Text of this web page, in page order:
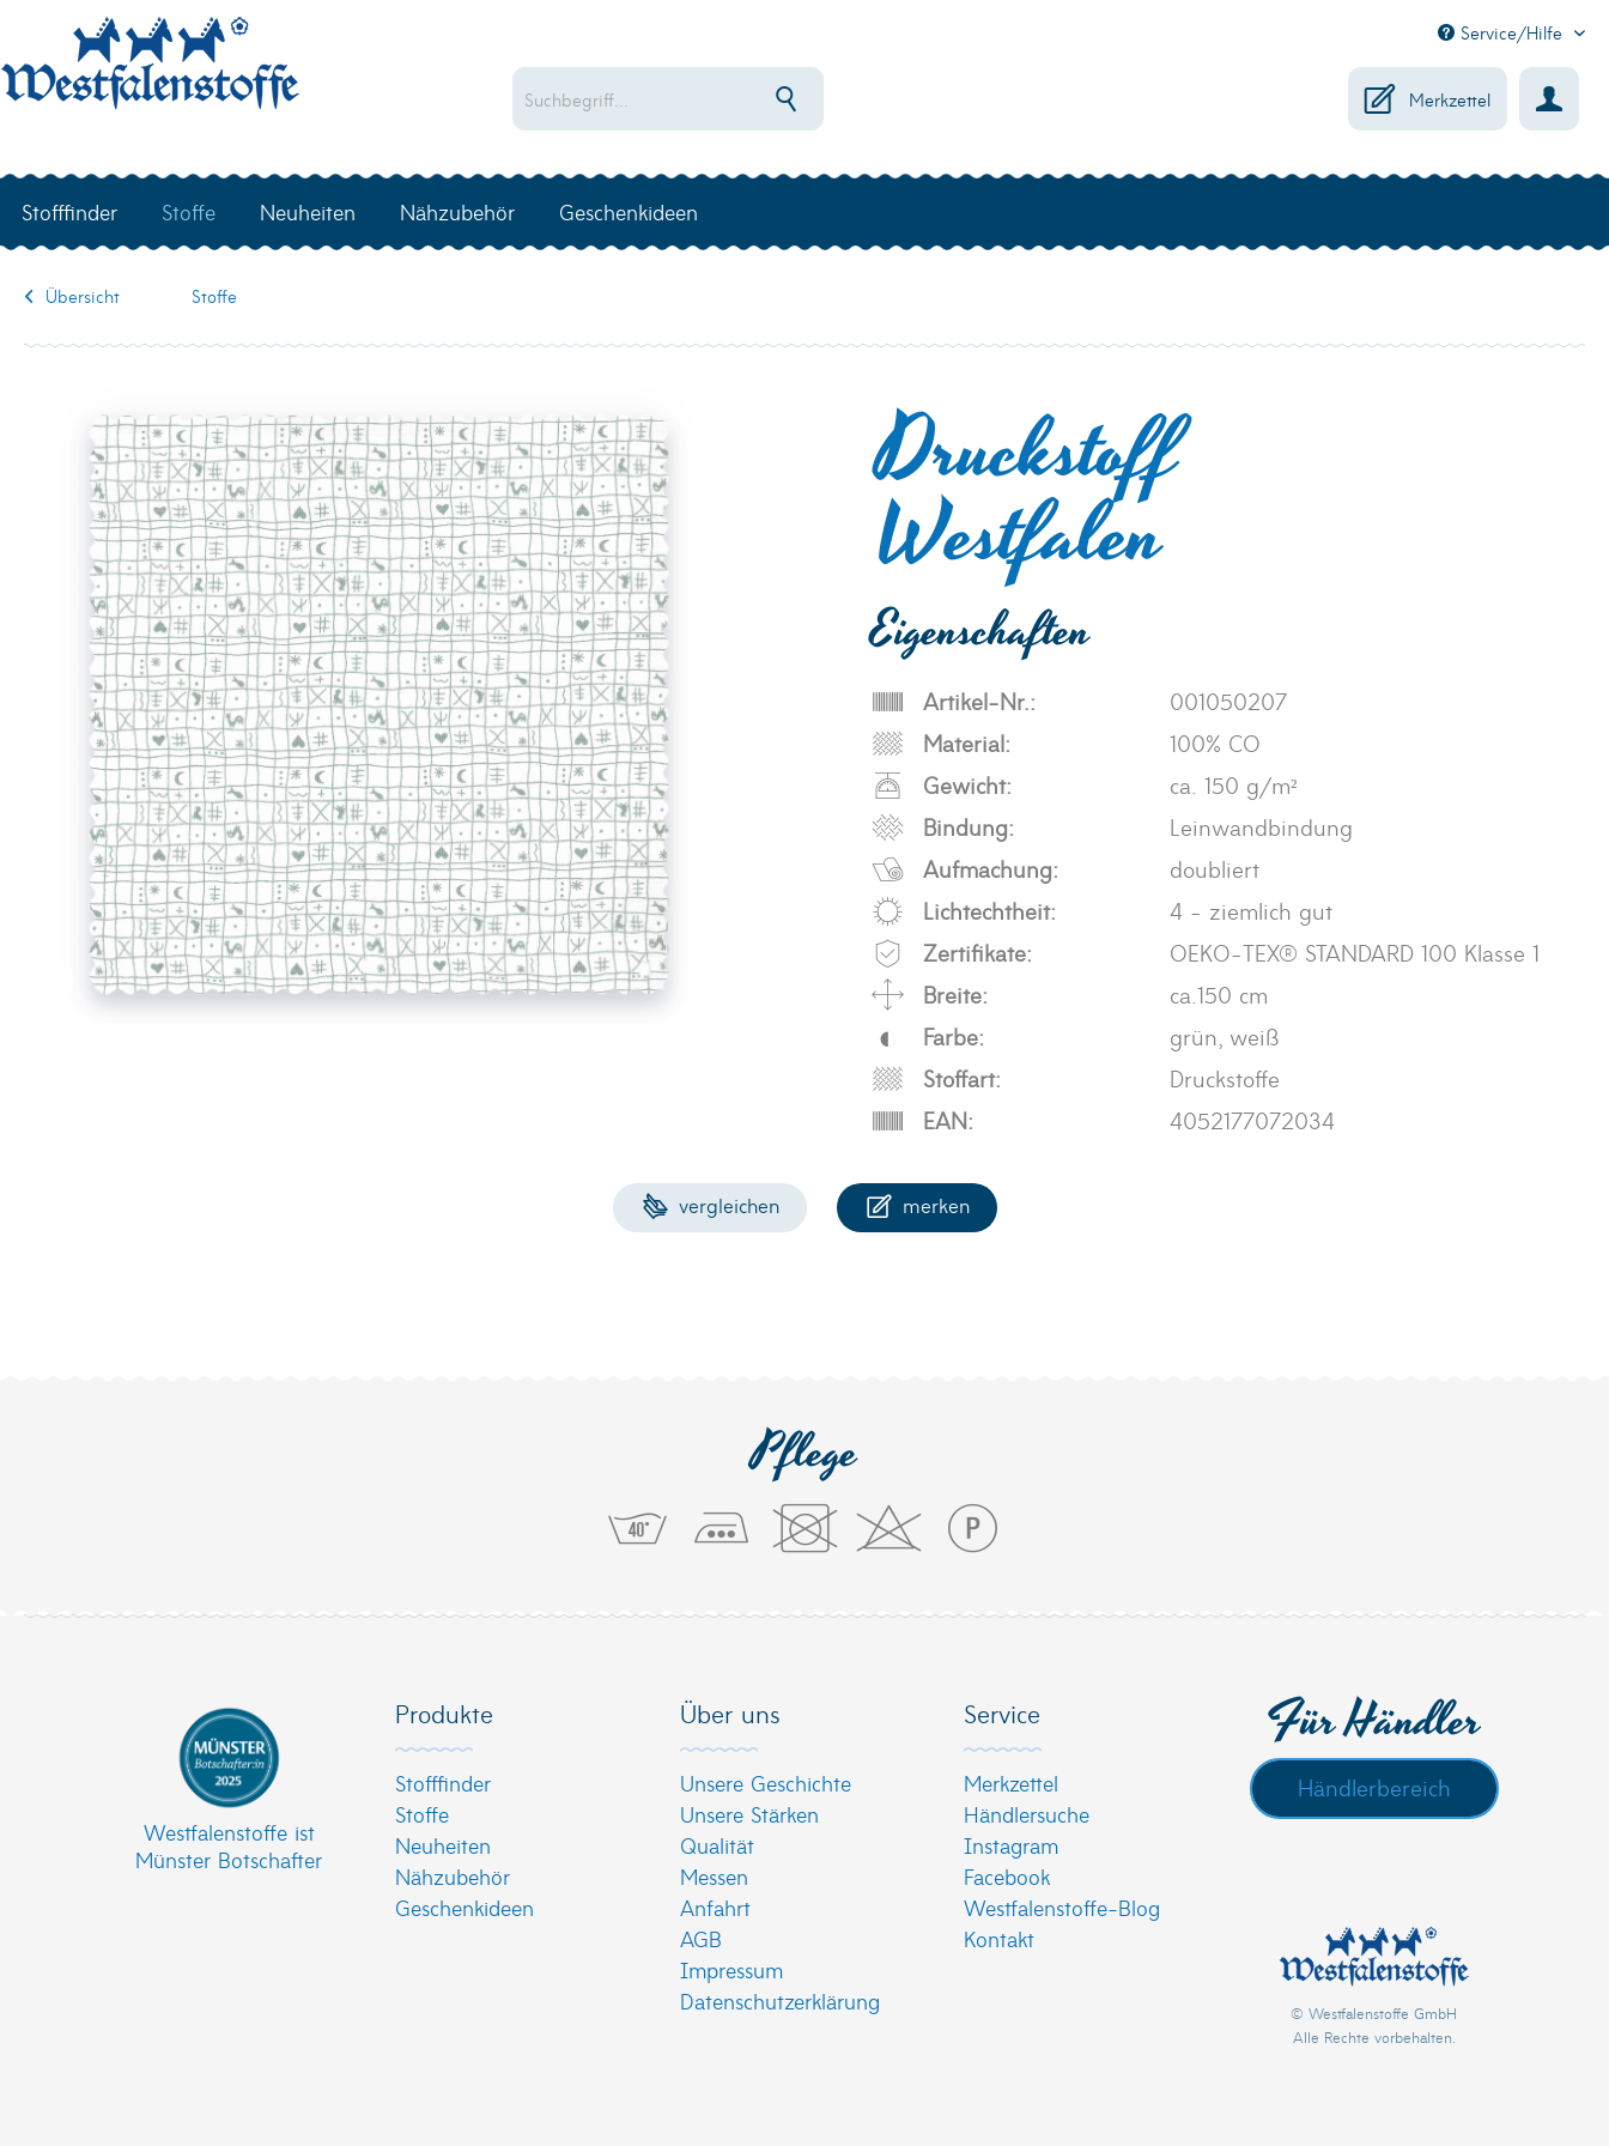
Service/Hilfe
Merkzettel
Stofffinder Stoffe Neuheiten Nähzubehör Geschenkideen
Übersicht Stoffe
Druckstoff
Westfalen
Eigenschaften
Artikel-Nr.:
001050207
Material:
100% CO
Gewicht:
ca. 150 g/m²
Bindung:
Leinwandbindung
Aufmachung:
doubliert
Lichtechtheit:
4 - ziemlich gut
Zertifikate:
OEKO-TEX® STANDARD 100 Klasse 1
Breite:
ca.150 cm
Farbe:
grün, weiß
Stoffart:
Druckstoffe
EAN:
4052177072034
vergleichen merken
Pflege
Westfalenstoffe ist
Münster Botschafter
Produkte
Stofffinder
Stoffe
Neuheiten
Nähzubehör
Geschenkideen
Über uns
Unsere Geschichte
Unsere Stärken
Qualität
Messen
Anfahrt
AGB
Impressum
Datenschutzerklärung
Service
Merkzettel
Händlersuche
Instagram
Facebook
Westfalenstoffe-Blog
Kontakt
Für Händler
Händlerbereich
© Westfalenstoffe GmbH
Alle Rechte vorbehalten.